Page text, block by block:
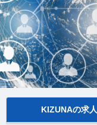
KIZUNAの求人